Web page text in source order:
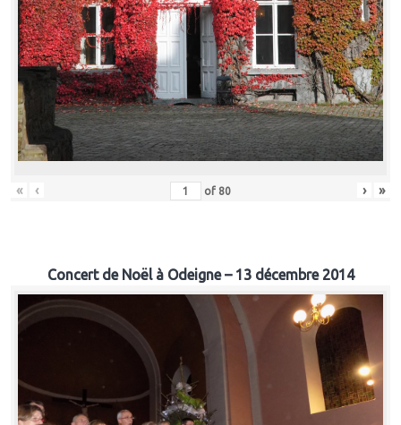
« ‹ of 80 › »
Concert de Noël à Odeigne – 13 décembre 2014